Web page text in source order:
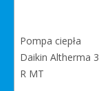
Pompa ciepła
Daikin Altherma 3
R MT